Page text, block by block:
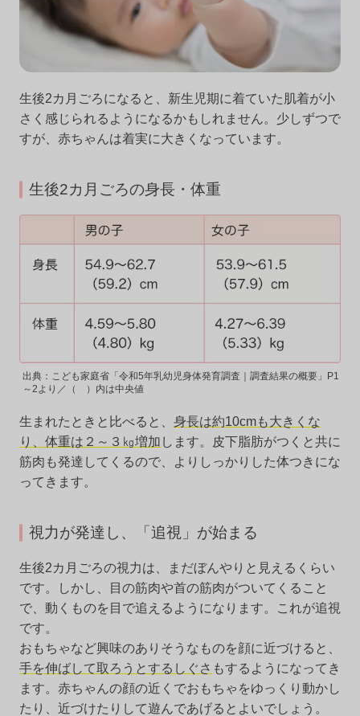
生後2カ月ごろになると、新生児期に着ていた肌着が小
さく感じられるようになるかもしれません。少しずつで
すが、赤ちゃんは着実に大きくなっています。
生後2カ月ごろの身長・体重
出典：こども家庭省「令和5年乳幼児身体発育調査｜調査結果の概要」P1
～2より／（ ）内は中央値
生まれたときと比べると、 身長は約10cmも大きくな
り、体重は２～３㎏増加 します。皮下脂肪がつくと共に
筋肉も発達してくるので、よりしっかりした体つきにな
ってきます。
視力が発達し、「追視」が始まる
生後2カ月ごろの視力は、まだぼんやりと見えるくらい
です。しかし、目の筋肉や首の筋肉がついてくること
で、動くものを目で追えるようになります。これが追視
です。
おもちゃなど興味のありそうなものを顔に近づけると、
手を伸ばして取ろうとするしぐさ もするようになってき
ます。赤ちゃんの顔の近くでおもちゃをゆっくり動かし
たり、近づけたりして遊んであげるとよいでしょう。